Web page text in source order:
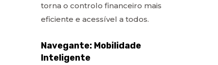
torna o controlo financeiro mais
eficiente e acessível a todos.
Navegante: Mobilidade
Inteligente